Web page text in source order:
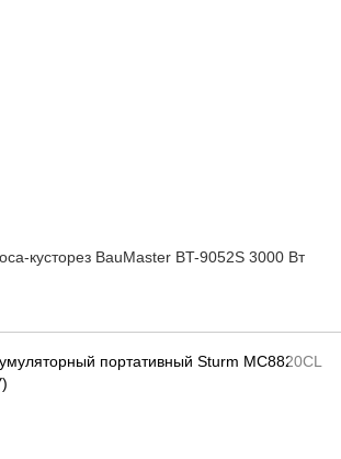
кусторез BauMaster BT-9052S 3000 Вт